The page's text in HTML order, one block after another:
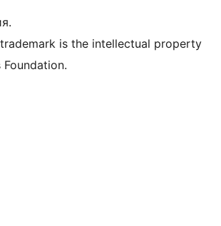
is the intellectual property